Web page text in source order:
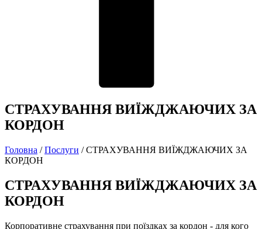
СТРАХУВАННЯ ВИЇЖДЖАЮЧИХ ЗА
КОРДОН
Головна /Послуги /СТРАХУВАННЯ ВИЇЖДЖАЮЧИХ ЗА
КОРДОН
СТРАХУВАННЯ ВИЇЖДЖАЮЧИХ ЗА
КОРДОН
Корпоративне страхування при поїздках за кордон - для кого